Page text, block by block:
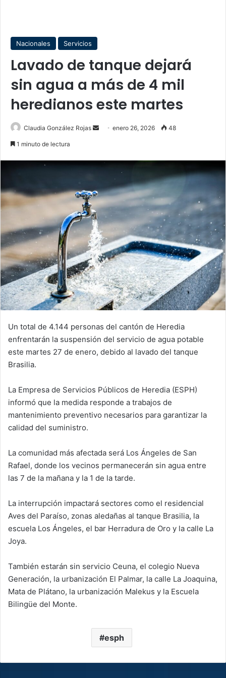
Nacionales Servicios
Lavado de tanque dejará
sin agua a más de 4 mil
heredianos este martes
Claudia González Rojas
Sendenero 26, 2026 48
1 minuto de lectura
Un total de 4.144 personas del cantón de Heredia
enfrentarán la suspensión del servicio de agua potable
este martes 27 de enero, debido al lavado del tanque
Brasilia.
La Empresa de Servicios Públicos de Heredia (ESPH)
informó que la medida responde a trabajos de
mantenimiento preventivo necesarios para garantizar la
calidad del suministro.
La comunidad más afectada será Los Ángeles de San
Rafael, donde los vecinos permanecerán sin agua entre
las 7 de la mañana y la 1 de la tarde.
La interrupción impactará sectores como el residencial
Aves del Paraíso, zonas aledañas al tanque Brasilia, la
escuela Los Ángeles, el bar Herradura de Oro y la calle La
Joya.
También estarán sin servicio Ceuna, el colegio Nueva
Generación, la urbanización El Palmar, la calle La Joaquina,
Mata de Plátano, la urbanización Malekus y la Escuela
Bilingüe del Monte.
esph